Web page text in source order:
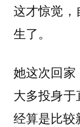
这才惊觉
生了。
她这次回家
大多投身
经算是比较